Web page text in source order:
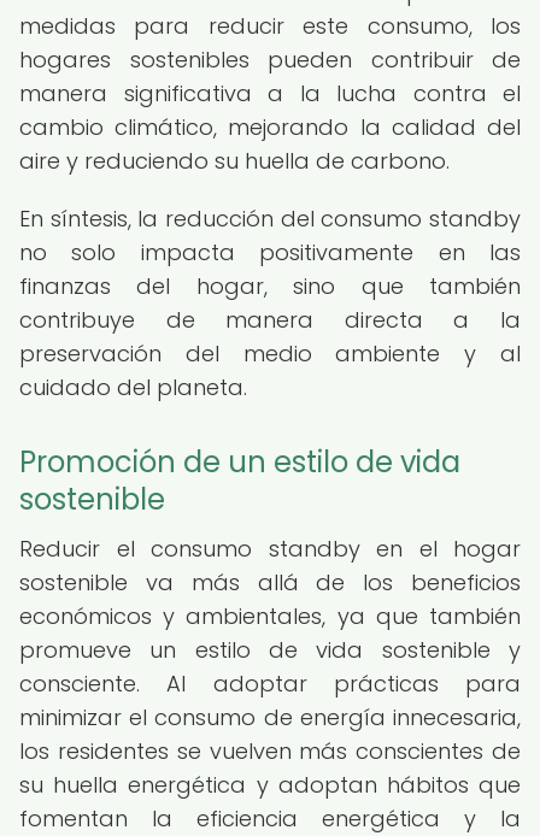
medidas para reducir este consumo, los
hogares sostenibles pueden contribuir de
manera significativa a la lucha contra el
cambio climático, mejorando la calidad del
aire y reduciendo su huella de carbono.
En síntesis, la reducción del consumo standby
no solo impacta positivamente en las
finanzas del hogar, sino que también
contribuye de manera directa a la
preservación del medio ambiente y al
cuidado del planeta.
Promoción de un estilo de vida
sostenible
Reducir el consumo standby en el hogar
sostenible va más allá de los beneficios
económicos y ambientales, ya que también
promueve un estilo de vida sostenible y
consciente. Al adoptar prácticas para
minimizar el consumo de energía innecesaria,
los residentes se vuelven más conscientes de
su huella energética y adoptan hábitos que
fomentan la eficiencia energética y la